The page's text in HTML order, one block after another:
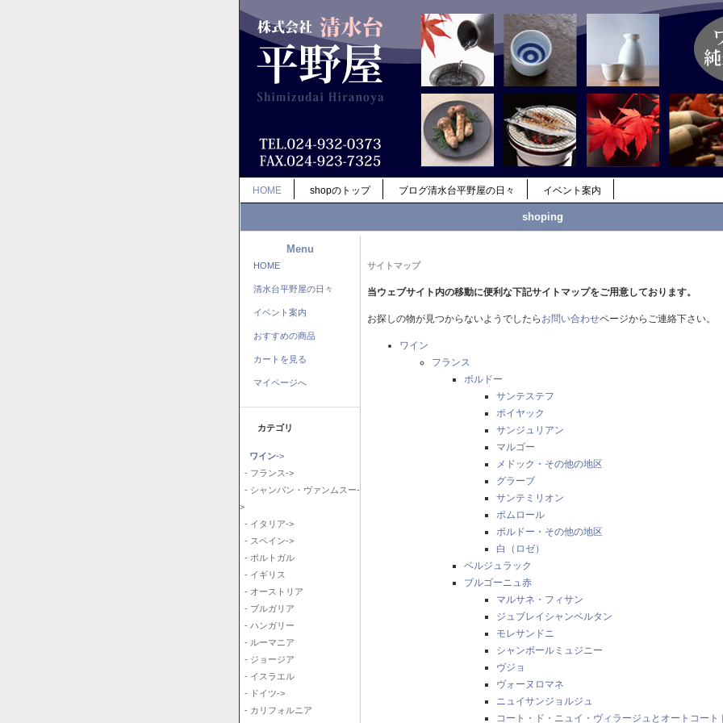
HOME shopのトップ ブログ清水台平野屋の日々 イベント案内
shoping
Menu
HOME
清水台平野屋の日々
イベント案内
おすすめの商品
カートを見る
マイページへ
カテゴリ
ワイン->
- フランス->
- シャンパン・ヴァンムスー-
>
- イタリア->
- スペイン->
- ポルトガル
- イギリス
- オーストリア
- ブルガリア
- ハンガリー
- ルーマニア
- ジョージア
- イスラエル
- ドイツ->
- カリフォルニア
サイトマップ
当ウェブサイト内の移動に便利な下記サイトマップをご用意しております。
お探しの物が見つからないようでしたら お問い合わせページからご連絡下さい。
ワイン
フランス
ボルドー
サンテステフ
ポイヤック
サンジュリアン
マルゴー
メドック・その他の地区
グラーブ
サンテミリオン
ポムロール
ボルドー・その他の地区
白（ロゼ）
ベルジュラック
ブルゴーニュ赤
マルサネ・フィサン
ジュブレイシャンベルタン
モレサンドニ
シャンボールミュジニー
ヴジョ
ヴォーヌロマネ
ニュイサンジョルジュ
コート・ド・ニュイ・ヴィラージュとオートコート